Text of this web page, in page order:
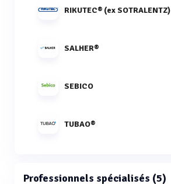
RIKUTEC® (ex SOTRALENTZ)
SALHER®
SEBICO
TUBAO®
Professionnels spécialisés (5)